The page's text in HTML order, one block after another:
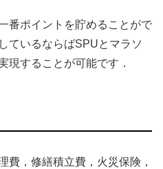
番ポイントを貯めることがで
ているならばSPUとマラソ
現することが可能です．
費，修繕積立費，火災保険，